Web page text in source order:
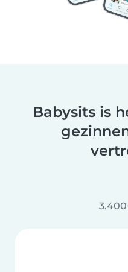
Babysits is